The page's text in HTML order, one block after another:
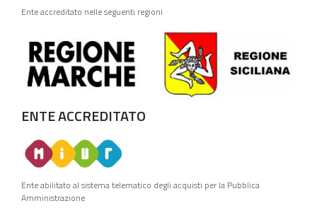
Ente accreditato nelle seguenti regioni
ENTE ACCREDITATO
Ente abilitato al sistema telematico degli acquisti per la Pubblica
Amministrazione